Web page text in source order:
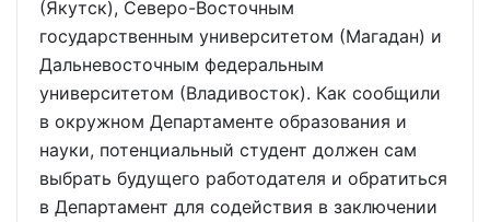
(Якутск), Северо-Восточным
государственным университетом (Магадан) и
Дальневосточным федеральным
университетом (Владивосток). Как сообщили
в окружном Департаменте образования и
науки, потенциальный студент должен сам
выбрать будущего работодателя и обратиться
в Департамент для содействия в заключении